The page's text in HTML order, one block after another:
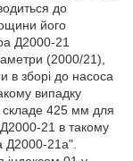
до
його
Д2000-21
(2000/21),
в зборі до насоса
випадку
складе 425 мм для
21 в такому
Д2000-21а".